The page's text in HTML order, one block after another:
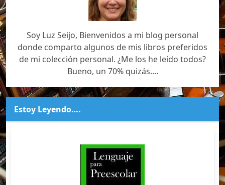
Soy Luz Seijo, Bienvenidos a mi blog personal
donde comparto algunos de mis libros preferidos
de mi colección personal. ¿Me los he leído todos?
Bueno, un 70% quizás....
Estoy Leyendo….